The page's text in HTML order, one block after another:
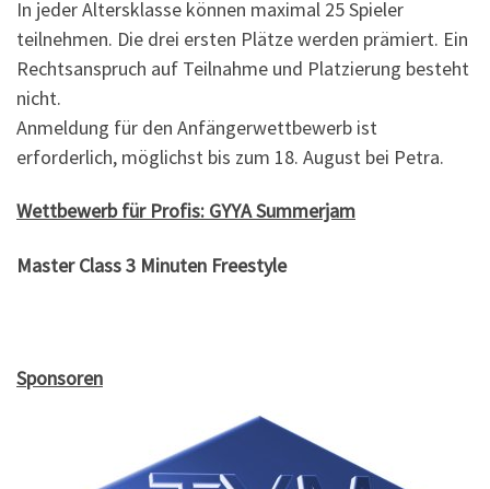
In jeder Altersklasse können maximal 25 Spieler
teilnehmen. Die drei ersten Plätze werden prämiert. Ein
Rechtsanspruch auf Teilnahme und Platzierung besteht
nicht.
Anmeldung für den Anfängerwettbewerb ist
erforderlich, möglichst bis zum 18. August bei Petra.
Wettbewerb für Profis: GYYA Summerjam
Master Class 3 Minuten Freestyle
Sponsoren